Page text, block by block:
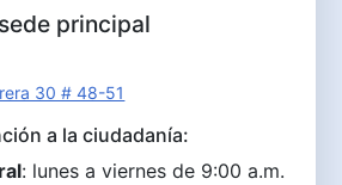
principal
30 # 48-51
a la ciudadanía:
: lunes a viernes de 9:00 a.m.